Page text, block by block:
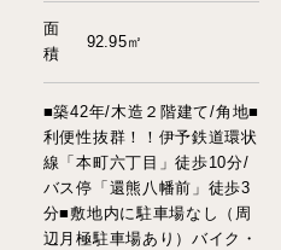
面
積
92.95㎡
■築42年/木造２階建て/角地■
利便性抜群！！伊予鉄道環状
線「本町六丁目」徒歩10分/
バス停「還熊八幡前」徒歩3
分■敷地内に駐車場なし（周
辺月極駐車場あり）バイク・